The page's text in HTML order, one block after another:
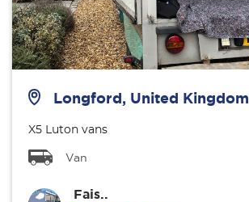
Longford, United Kingdom
X5 Luton vans
Van
Fais..